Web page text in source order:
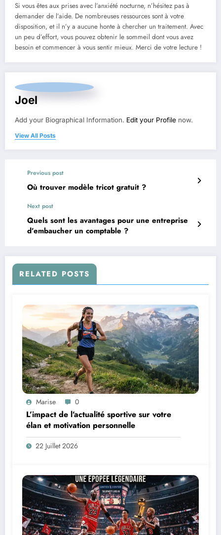
Si vous êtes aux prises avec l’anxiété nocturne, n’hésitez pas à
demander de l’aide. De nombreuses ressources sont à votre
disposition, et il n’y a aucune honte à chercher un traitement. Avec
un peu d’effort, vous pouvez obtenir le sommeil dont vous avez
besoin et commencer à vous sentir mieux. Merci de votre lecture !
Joel
Add your Biographical Information. Edit your Profile now.
View All Posts
Previous post
Où trouver modèle tricot gratuit ?
Next post
Quels sont les avantages pour une entreprise
d’embaucher un comptable ?
RELATED POSTS
Marise 0
L’impact de l’actualité sportive sur votre
élan et motivation personnelle
22 Juillet 2026